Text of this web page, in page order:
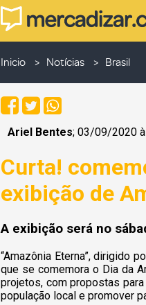
Inicio Notícias Brasil
Ariel Bentes; 03/09/2020
Curta!
exibição de
A exibição será no
“Amazônia Eterna”, dirigido
que se comemora o Dia da
projetos, com propostas
população local e promover